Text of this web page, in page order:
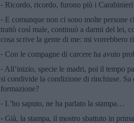
⁃ Ricordo, ricordo, furono più i
⁃ E comunque non ci sono molte persone
trattò così male, continuò a darmi del lei,
cosa scrive la gente di me: mi vorrebbero
⁃ Con le compagne di carcere ha avuto
⁃ All’inizio, specie le madri, poi il tempo
si condivide la condizione di rinchiuse.
formazione?
⁃ L’ho saputo, ne ha parlato la stampa…
⁃ Già, la stampa, il mostro sbattuto in